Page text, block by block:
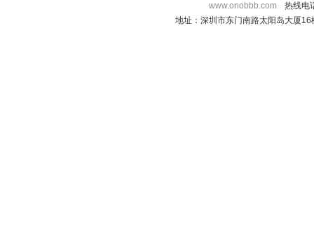
www.onobbb.com
热线电
地址：深圳市东门南路太阳岛大厦